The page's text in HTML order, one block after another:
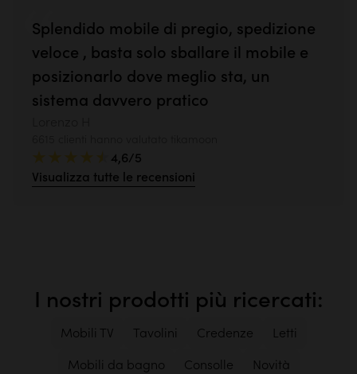
Splendido mobile di pregio, spedizione
veloce , basta solo sballare il mobile e
posizionarlo dove meglio sta, un
sistema davvero pratico
4,6/5
Visualizza tutte le recensioni
I nostri prodotti più ricercati:
Mobili TV Tavolini Credenze
Letti
Mobili da bagno
Consolle
Novità